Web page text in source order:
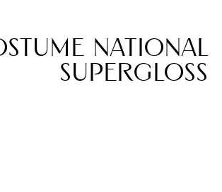
national
supergloss